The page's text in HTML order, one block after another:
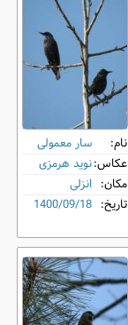
نام:
سار معمولی
عکاس:نوید هرمزی
مکان: انزلی
تاریخ: 1400/09/18